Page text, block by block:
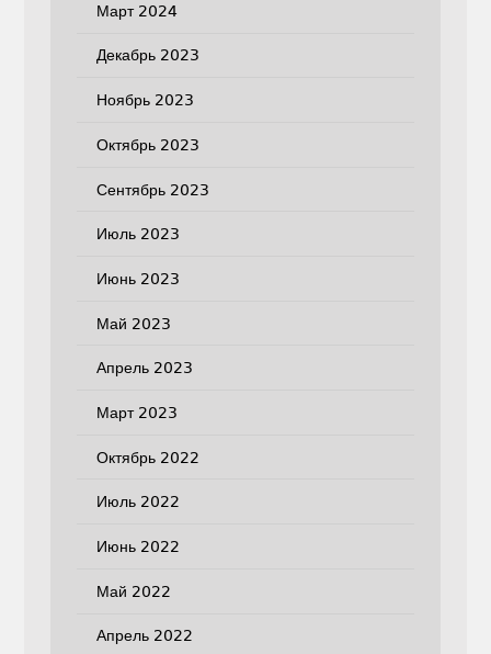
Март 2024
Декабрь 2023
Ноябрь 2023
Октябрь 2023
Сентябрь 2023
Июль 2023
Июнь 2023
Май 2023
Апрель 2023
Март 2023
Октябрь 2022
Июль 2022
Июнь 2022
Май 2022
Апрель 2022